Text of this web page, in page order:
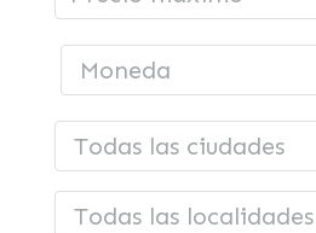
Moneda
Todas las ciudades
Todas las